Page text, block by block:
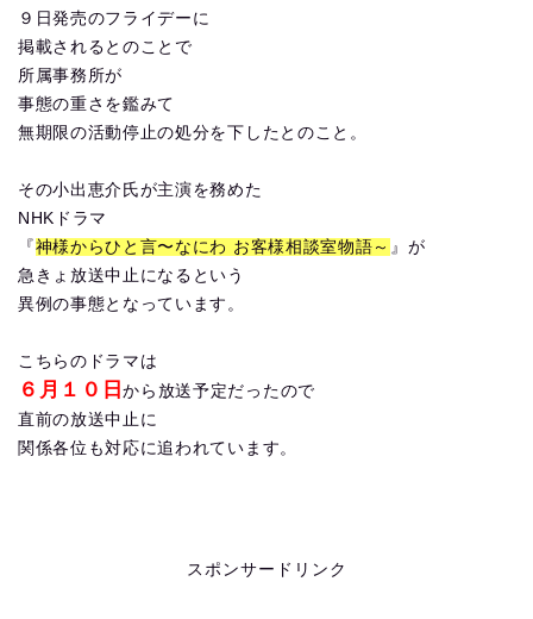
９日発売のフライデーに
掲載されるとのことで
所属事務所が
事態の重さを鑑みて
無期限の活動停止の処分を下したとのこと。
その小出恵介氏が主演を務めた
NHKドラマ
『 神様からひと言〜なにわ お客様相談室物語～ 』が
急きょ放送中止になるという
異例の事態となっています。
こちらのドラマは
６月１０日から放送予定だったので
直前の放送中止に
関係各位も対応に追われています。
スポンサードリンク